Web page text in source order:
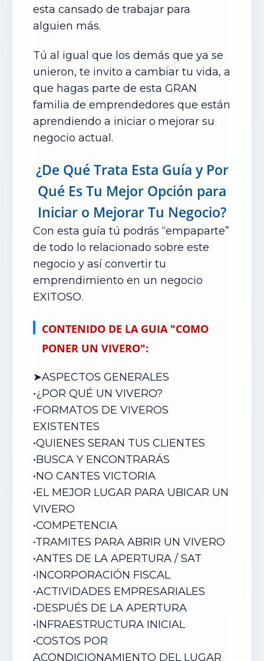
esta cansado de trabajar para
alguien más.
Tú al igual que los demás que ya se
unieron, te invito a cambiar tu vida, a
que hagas parte de esta GRAN
familia de emprendedores que están
aprendiendo a iniciar o mejorar su
negocio actual.
¿De Qué Trata Esta Guía y Por
Qué Es Tu Mejor Opción para
Iniciar o Mejorar Tu Negocio?
Con esta guía tú podrás “empaparte”
de todo lo relacionado sobre este
negocio y así convertir tu
emprendimiento en un negocio
EXITOSO.
CONTENIDO DE LA GUIA "COMO
PONER UN VIVERO":
➤ASPECTOS GENERALES
•¿POR QUÉ UN VIVERO?
•FORMATOS DE VIVEROS
EXISTENTES
•QUIENES SERAN TUS CLIENTES
•BUSCA Y ENCONTRARÁS
•NO CANTES VICTORIA
•EL MEJOR LUGAR PARA UBICAR UN
VIVERO
•COMPETENCIA
•TRAMITES PARA ABRIR UN VIVERO
•ANTES DE LA APERTURA / SAT
•INCORPORACIÓN FISCAL
•ACTIVIDADES EMPRESARIALES
•DESPUÉS DE LA APERTURA
•INFRAESTRUCTURA INICIAL
•COSTOS POR
ACONDICIONAMIENTO DEL LUGAR